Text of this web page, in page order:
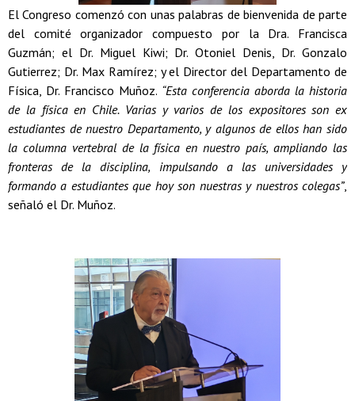
El Congreso comenzó con unas palabras de bienvenida de parte
del comité organizador compuesto por la Dra. Francisca
Guzmán; el Dr. Miguel Kiwi; Dr. Otoniel Denis, Dr. Gonzalo
Gutierrez; Dr. Max Ramírez; y el Director del Departamento de
Física, Dr. Francisco Muñoz. “Esta conferencia aborda la historia
de la física en Chile. Varias y varios de los expositores son ex
estudiantes de nuestro Departamento, y algunos de ellos han sido
la columna vertebral de la física en nuestro país, ampliando las
fronteras de la disciplina, impulsando a las universidades y
formando a estudiantes que hoy son nuestras y nuestros colegas”,
señaló el Dr. Muñoz.